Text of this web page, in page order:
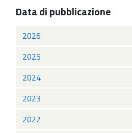
Data di pubblicazione
2026
2025
2024
2023
2022